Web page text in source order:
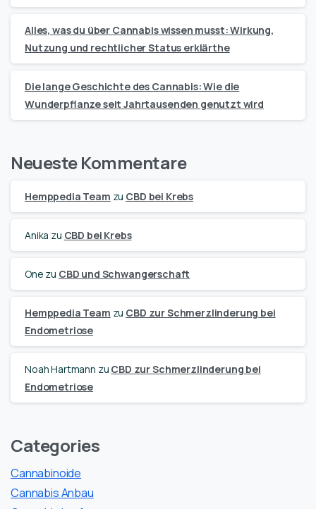
Alles, was du über Cannabis wissen musst: Wirkung,
Nutzung und rechtlicher Status erklärthe
Die lange Geschichte des Cannabis: Wie die
Wunderpflanze seit Jahrtausenden genutzt wird
Neueste Kommentare
Hemppedia Team zu CBD bei Krebs
Anika zu CBD bei Krebs
One zu CBD und Schwangerschaft
Hemppedia Team zu CBD zur Schmerzlinderung bei
Endometriose
Noah Hartmann zu CBD zur Schmerzlinderung bei
Endometriose
Categories
Cannabinoide
Cannabis Anbau